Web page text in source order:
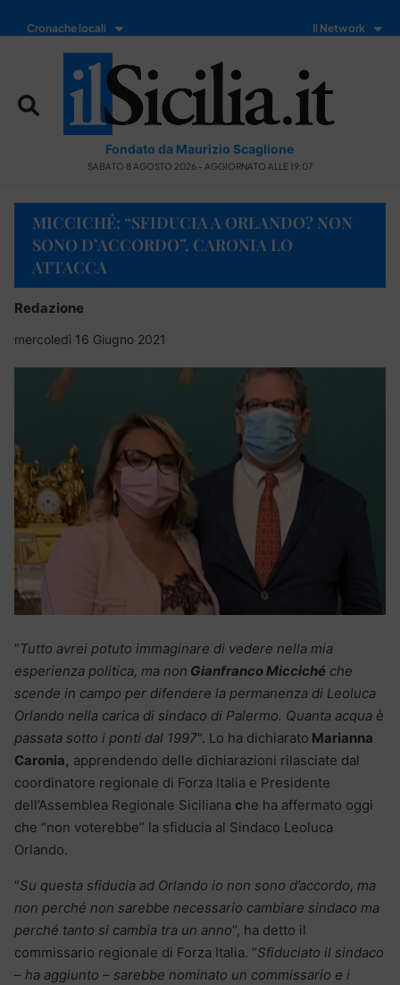
Cronache locali Il Network
Fondato da Maurizio Scaglione
SABATO 8 AGOSTO 2026 - AGGIORNATO ALLE 19:07
MICCICHÉ: “SFIDUCIA A ORLANDO? NON
SONO D’ACCORDO”. CARONIA LO
ATTACCA
Redazione
mercoledì 16 Giugno 2021
“Tutto avrei potuto immaginare di vedere nella mia
esperienza politica, ma non Gianfranco Micciché che
scende in campo per difendere la permanenza di Leoluca
Orlando nella carica di sindaco di Palermo. Quanta acqua è
passata sotto i ponti dal 1997“. Lo ha dichiarato Marianna
Caronia, apprendendo delle dichiarazioni rilasciate dal
coordinatore regionale di Forza Italia e Presidente
dell’Assemblea Regionale Siciliana che ha affermato oggi
che “non voterebbe” la sfiducia al Sindaco Leoluca
Orlando.
“Su questa sfiducia ad Orlando io non sono d’accordo, ma
non perché non sarebbe necessario cambiare sindaco ma
perché tanto si cambia tra un anno“, ha detto il
commissario regionale di Forza Italia. “Sfiduciato il sindaco
– ha aggiunto – sarebbe nominato un commissario e i